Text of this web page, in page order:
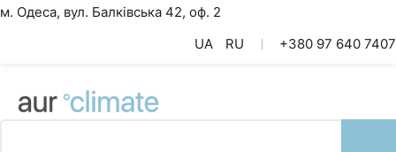
м. Одеса, вул. Балківська 42, оф. 2
UA
RU +380 97 640 7407